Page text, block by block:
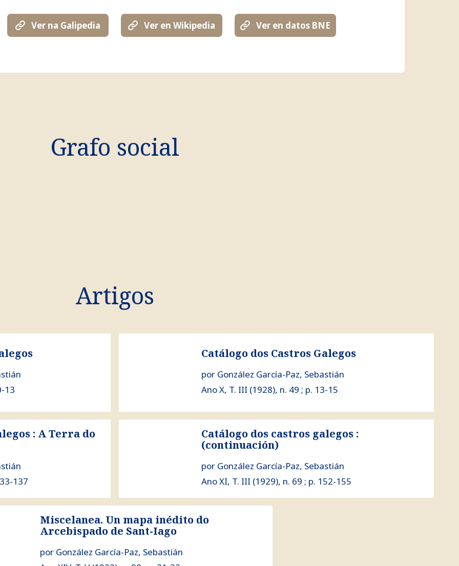
Ver na Galipedia Ver en Wikipedia Ver en datos BNE
Grafo social
Artigos
13
ver Catálogo dos Castros GalegosCatálogo dos Castros Galegos
por González García-Paz, Sebastián
Ano X, T. III (1928), n. 49 ; p. 13-15
: A Terra do
137
ver Catálogo dos castros galegos : (continuación)
Catálogo dos castros galegos :
(continuación)
por González García-Paz, Sebastián
Ano XI, T. III (1929), n. 69 ; p. 152-155
Un mapa inédito do Arcebispado de Sant-Iago
Miscelanea. Un mapa inédito do
Arcebispado de Sant-Iago
por González García-Paz, Sebastián